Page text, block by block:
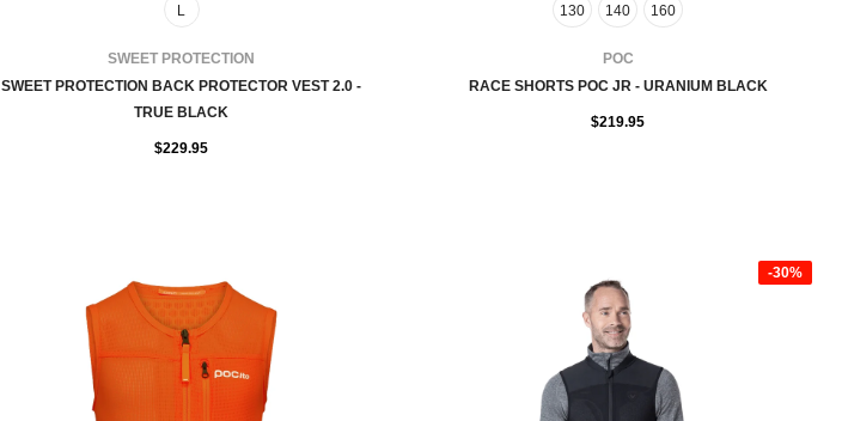
L
SWEET PROTECTION
SWEET PROTECTION BACK PROTECTOR VEST 2.0 -
TRUE BLACK
$229.95
130 140 160
POC
RACE SHORTS POC JR - URANIUM BLACK
$219.95
-30%